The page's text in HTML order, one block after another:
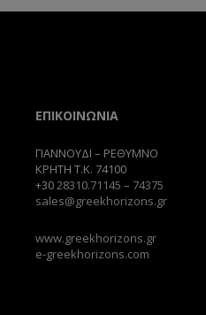
ΕΠΙΚΟΙΝΩΝΙΑ
ΓΙΑΝΝΟΥΔΙ – ΡΕΘΥΜΝΟ
ΚΡΗΤΗ Τ.Κ. 74100
+3028310.71145 – 74375
sales@greekhorizons.gr
www.greekhorizons.gr
e-greekhorizons.com